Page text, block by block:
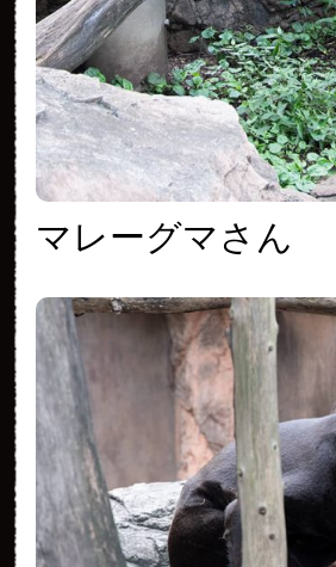
マレーグマさん